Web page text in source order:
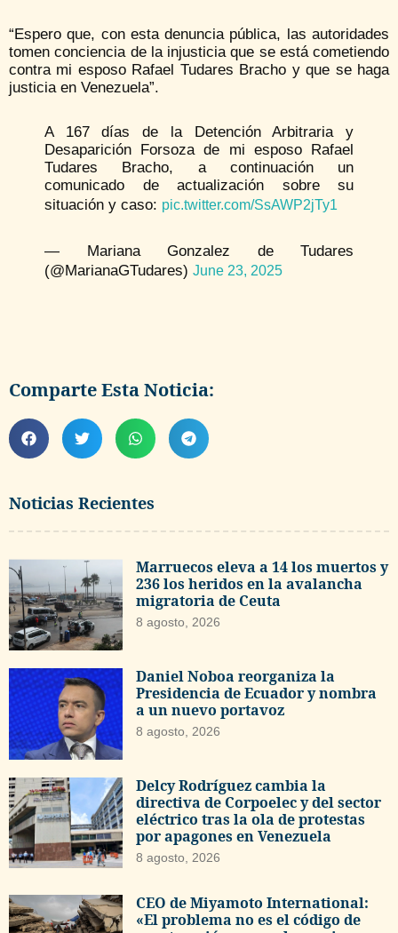
Noticias Recientes
Marruecos eleva a 14 los muertos y
236 los heridos en la avalancha
migratoria de Ceuta
8 agosto, 2026
Daniel Noboa reorganiza la
Presidencia de Ecuador y nombra
a un nuevo portavoz
8 agosto, 2026
Delcy Rodríguez cambia la
directiva de Corpoelec y del sector
eléctrico tras la ola de protestas
por apagones en Venezuela
8 agosto, 2026
CEO de Miyamoto International:
«El problema no es el código de
“Espero que, con esta denuncia pública, las autoridades
tomen conciencia de la injusticia que se está cometiendo
contra mi esposo Rafael Tudares Bracho y que se haga
justicia en Venezuela”.
A 167 días de la Detención Arbitraria y
Desaparición Forsoza de mi esposo Rafael
Tudares Bracho, a continuación un
comunicado de actualización sobre su
situación y caso: pic.twitter.com/SsAWP2jTy1
— Mariana Gonzalez de Tudares
(@MarianaGTudares) June 23, 2025
Comparte Esta Noticia: